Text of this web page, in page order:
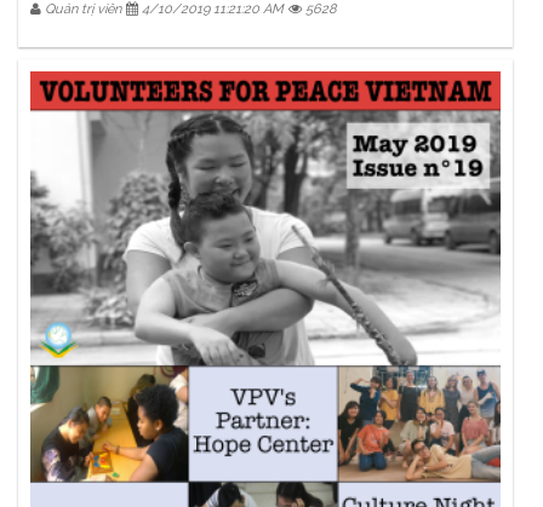
Quản trị viên 4/10/2019 11:21:20 AM 5628